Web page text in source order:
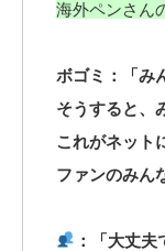
海外ペンさん
ボゴミ：「み
そうすると、
これがネット
ファンのみん
：「大丈夫